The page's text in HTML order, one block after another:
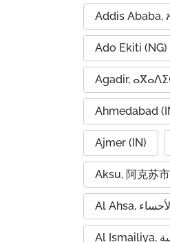
Addis Ababa,
Ado Ekiti (NG)
Ahmedabad
Ajmer (IN)
Aksu, 阿克苏